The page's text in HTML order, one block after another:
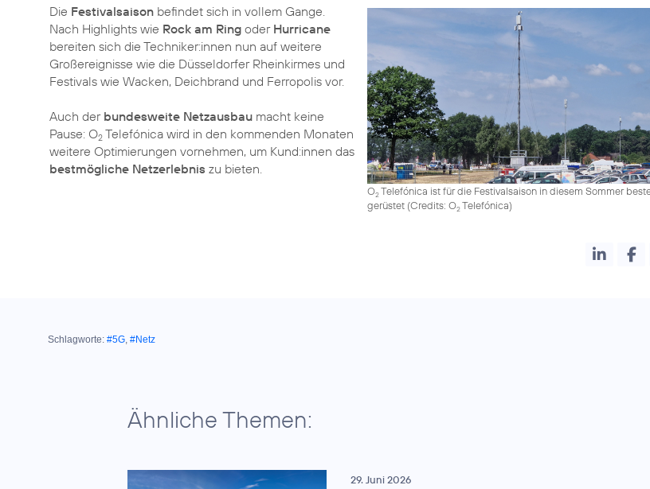
O2Telefónica ist für die Festivalsaison in diesem Sommer
gerüstet (Credits: O2Telefónica)
Die Festivalsaison befindet sich in vollem Gange.
Nach Highlights wie Rock am Ring oder Hurricane
bereiten sich die Techniker:innen nun auf weitere
Großereignisse wie die Düsseldorfer Rheinkirmes und
Festivals wie Wacken, Deichbrand und Ferropolis vor.
Auch der bundesweite Netzausbau macht keine
Pause: O2 Telefónica wird in den kommenden Monaten
weitere Optimierungen vornehmen, um Kund:innen das
bestmögliche Netzerlebnis zu bieten.
Schlagworte: #5G, #Netz
Ähnliche Themen:
29. Juni 2026